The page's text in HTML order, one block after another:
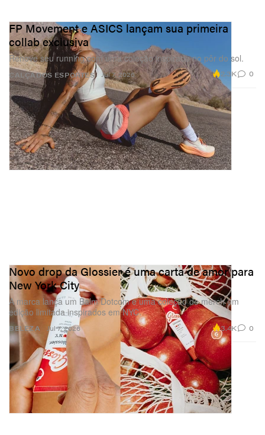
CALÇADOS ESPORTES
FP Movement e ASICS lançam sua primeira
collab exclusiva
Renove seu running com uma coleção inspirada no pôr do sol.
Jul 7, 2026 2.3K 0
BELEZA
Novo drop da Glossier é uma carta de amor para
New York City
A marca lança um Balm Dotcom e uma coleção de merch em
edição limitada inspirados em NYC.
Jul 7, 2026 3.4K 0